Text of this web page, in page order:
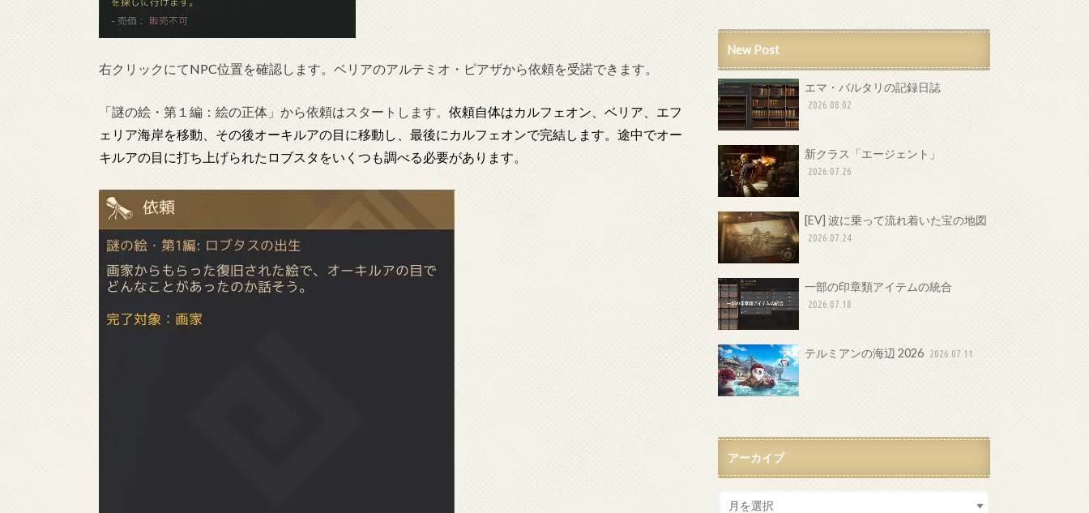
右クリックにてNPC位置を確認します。ベリアのアルテミオ・ピアザから依頼を受諾できます。
「謎の絵・第１編：絵の正体」から依頼はスタートします。 依頼自体はカルフェオン、ベリア、エフ
ェリア海岸を移動、その後オーキルアの目に移動し、最後にカルフェオンで完結します。途中でオー
キルアの目に打ち上げられたロブスタをいくつも調べる必要があります。
New Post
エマ・バルタリの記録日誌
2026.08.02
新クラス「エージェント」
2026.07.26
[EV] 波に乗って流れ着いた宝の地図
2026.07.24
一部の印章類アイテムの統合
2026.07.18
テルミアンの海辺 2026 2026.07.11
アーカイブ